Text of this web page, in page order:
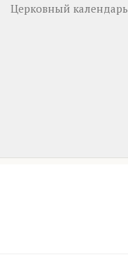
Церковный календарь